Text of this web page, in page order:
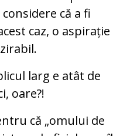
că a fi
caz, o aspirație
larg e atât de
oare?!
că „omului de